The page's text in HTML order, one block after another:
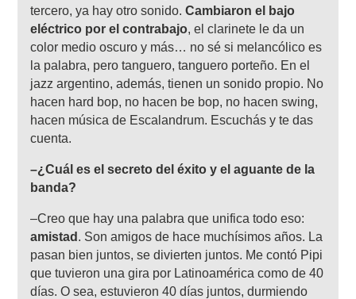
tercero, ya hay otro sonido.Cambiaron el bajo
eléctrico por el contrabajo, el clarinete le da un
color medio oscuro y más… no sé si melancólico es
la palabra, pero tanguero, tanguero porteño. En el
jazz argentino, además, tienen un sonido propio. No
hacen hard bop, no hacen be bop, no hacen swing,
hacen música de Escalandrum. Escuchás y te das
cuenta.
–¿Cuál es el secreto del éxito y el aguante de la
banda?
–Creo que hay una palabra que unifica todo eso:
amistad . Son amigos de hace muchísimos años. La
pasan bien juntos, se divierten juntos. Me contó Pipi
que tuvieron una gira por Latinoamérica como de 40
días. O sea, estuvieron 40 días juntos, durmiendo